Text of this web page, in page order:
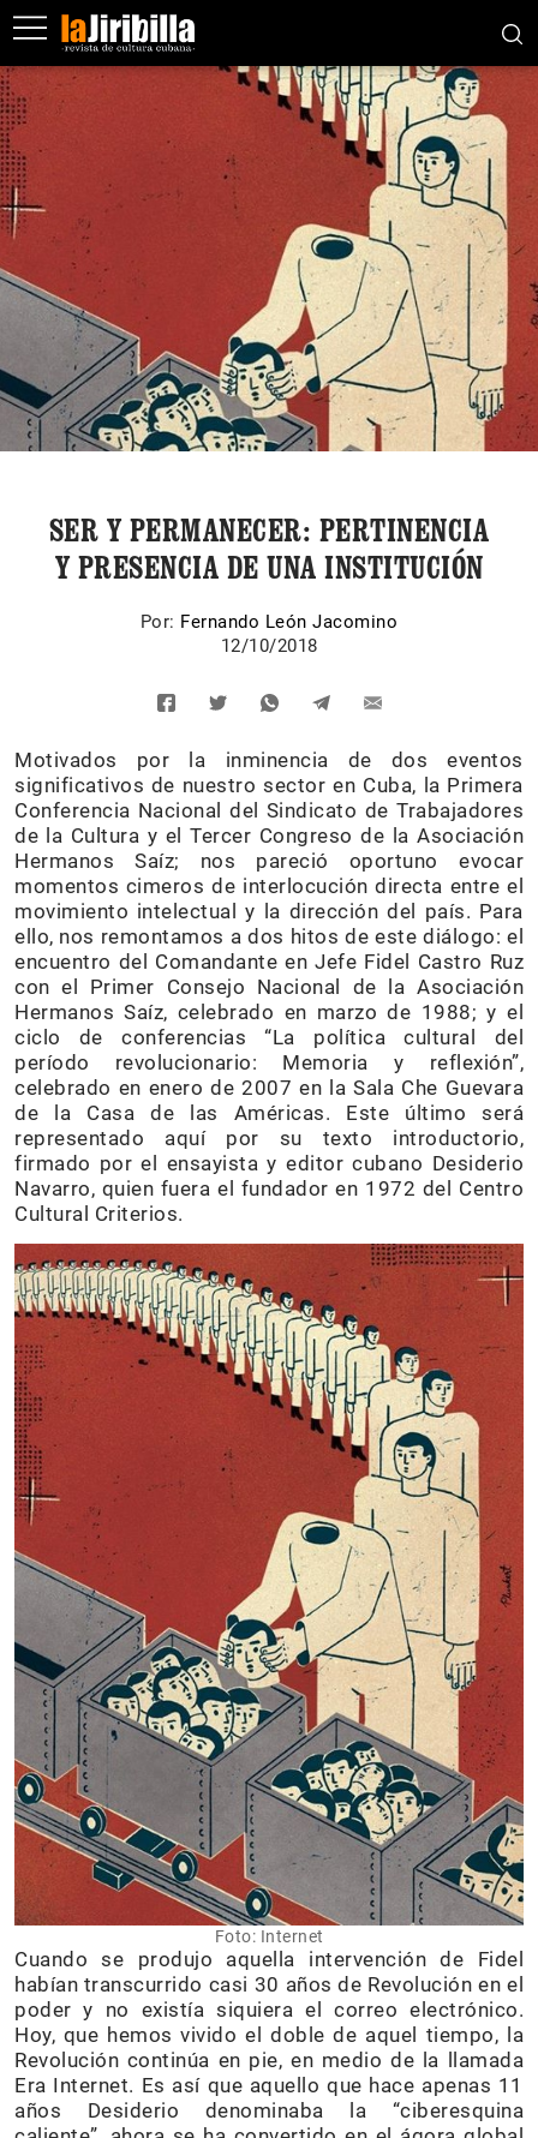
SER Y PERMANECER: PERTINENCIA
Y PRESENCIA DE UNA INSTITUCIÓN
Por: Fernando León Jacomino
12/10/2018
Motivados por la inminencia de dos eventos
significativos de nuestro sector en Cuba, la Primera
Conferencia Nacional del Sindicato de Trabajadores
de la Cultura y el Tercer Congreso de la Asociación
Hermanos Saíz; nos pareció oportuno evocar
momentos cimeros de interlocución directa entre el
movimiento intelectual y la dirección del país. Para
ello, nos remontamos a dos hitos de este diálogo: el
encuentro del Comandante en Jefe Fidel Castro Ruz
con el Primer Consejo Nacional de la Asociación
Hermanos Saíz, celebrado en marzo de 1988; y el
ciclo de conferencias “La política cultural del
período revolucionario: Memoria y reflexión”,
celebrado en enero de 2007 en la Sala Che Guevara
de la Casa de las Américas. Este último será
representado aquí por su texto introductorio,
firmado por el ensayista y editor cubano Desiderio
Navarro, quien fuera el fundador en 1972 del Centro
Cultural Criterios.
Foto: Internet
Cuando se produjo aquella intervención de Fidel
habían transcurrido casi 30 años de Revolución en el
poder y no existía siquiera el correo electrónico.
Hoy, que hemos vivido el doble de aquel tiempo, la
Revolución continúa en pie, en medio de la llamada
Era Internet. Es así que aquello que hace apenas 11
años Desiderio denominaba la “ciberesquina